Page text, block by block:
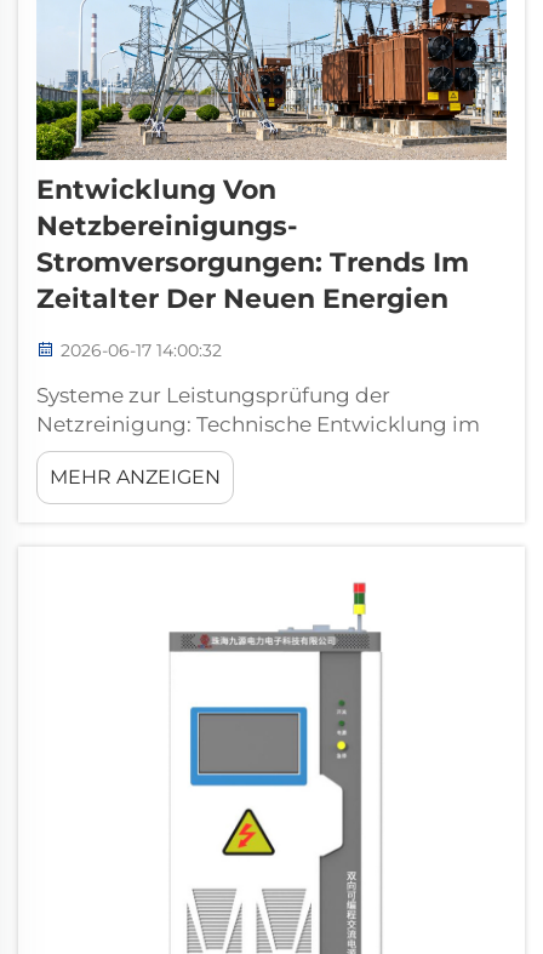
Entwicklung Von
Netzbereinigungs-
Stromversorgungen: Trends Im
Zeitalter Der Neuen Energien
2026-06-17 14:00:32
Systeme zur Leistungsprüfung der
Netzreinigung: Technische Entwicklung im
Zeitalter erneuerbarer Energien Der globale
Übergang zu erneuerbaren Energien hat die
Architektur des modernen elektrischen
MEHR ANZEIGEN